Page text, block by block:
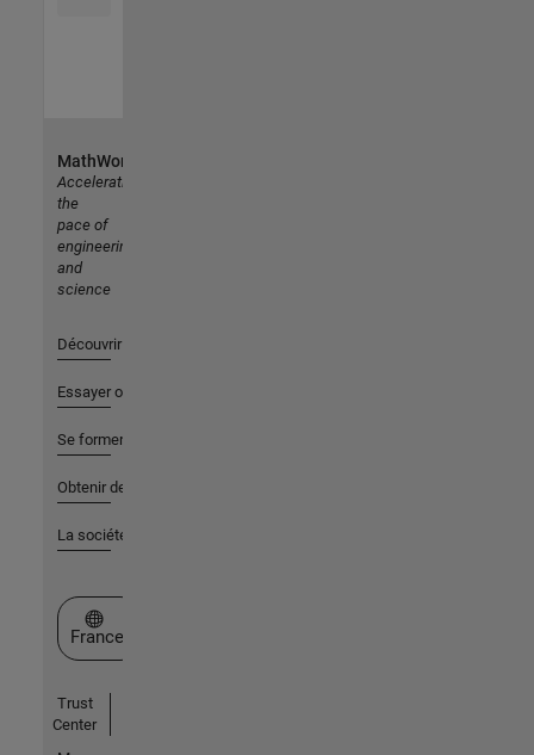
MathWorks
Accelerating
the
pace of
engineering
and
science
Découvrir les produits
Essayer ou acheter
Se former
Obtenir de l'aide
La société
Sélectionner un site web
France
Trust
Center